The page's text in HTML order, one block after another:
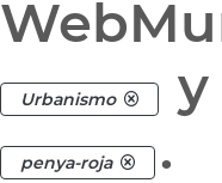
Urbanismo
penya-roja .